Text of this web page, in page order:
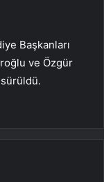
Başkanları
ve Özgür
sürüldü.